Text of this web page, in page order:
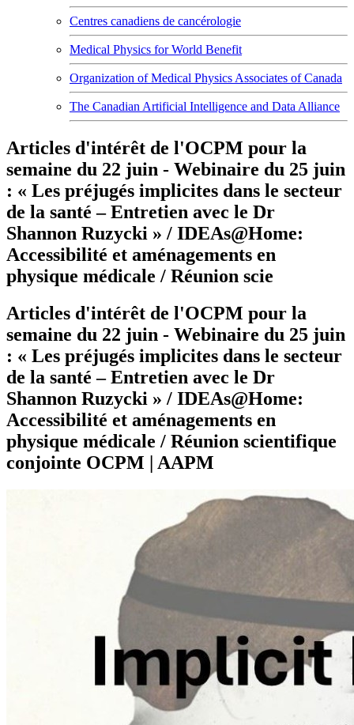
Centres canadiens de cancérologie
Medical Physics for World Benefit
Organization of Medical Physics Associates of Canada
The Canadian Artificial Intelligence and Data Alliance
Articles d'intérêt de l'OCPM pour la
semaine du 22 juin - Webinaire du 25 juin
: « Les préjugés implicites dans le secteur
de la santé – Entretien avec le Dr
Shannon Ruzycki » / IDEAs@Home:
Accessibilité et aménagements en
physique médicale / Réunion scie
Articles d'intérêt de l'OCPM pour la
semaine du 22 juin - Webinaire du 25 juin
: « Les préjugés implicites dans le secteur
de la santé – Entretien avec le Dr
Shannon Ruzycki » / IDEAs@Home:
Accessibilité et aménagements en
physique médicale / Réunion scientifique
conjointe OCPM | AAPM